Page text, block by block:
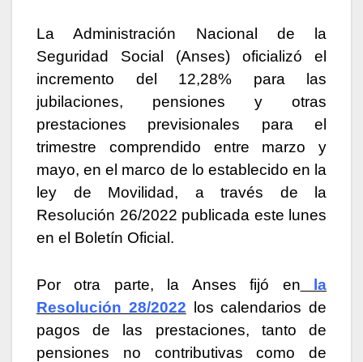
La Administración Nacional de la
Seguridad Social (Anses) oficializó el
incremento del 12,28% para las
jubilaciones, pensiones y otras
prestaciones previsionales para el
trimestre comprendido entre marzo y
mayo, en el marco de lo establecido en la
ley de Movilidad, a través de la
Resolución 26/2022 publicada este lunes
en el Boletín Oficial.
Por otra parte, la Anses fijó en
la
Resolución 28/2022 los calendarios de
pagos de las prestaciones, tanto de
pensiones no contributivas como de